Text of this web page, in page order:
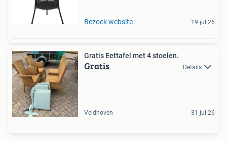
Bezoek website 19 jul 26
Gratis Eettafel met 4 stoelen.
Gratis Details
Veldhoven 31 jul 26